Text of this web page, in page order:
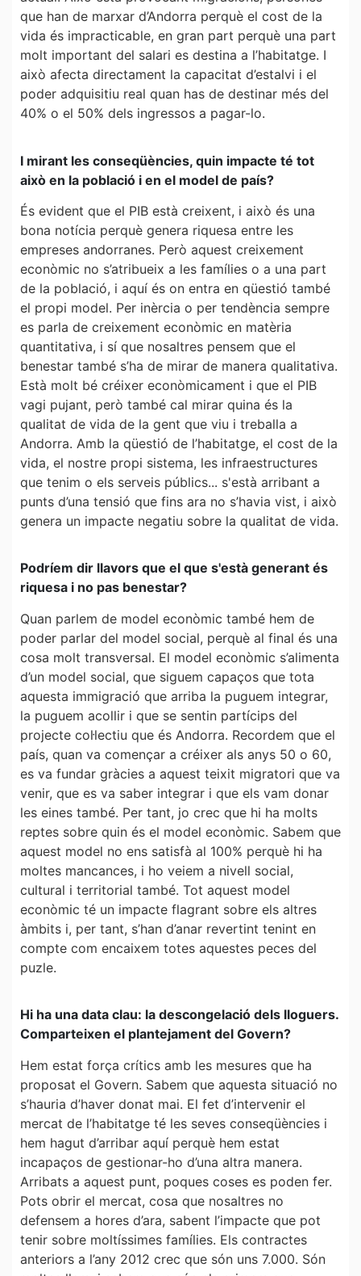
que han de marxar d’Andorra perquè el cost de la
vida és impracticable, en gran part perquè una part
molt important del salari es destina a l’habitatge. I
això afecta directament la capacitat d’estalvi i el
poder adquisitiu real quan has de destinar més del
40% o el 50% dels ingressos a pagar-lo.
I mirant les conseqüències, quin impacte té tot
això en la població i en el model de país?
És evident que el PIB està creixent, i això és una
bona notícia perquè genera riquesa entre les
empreses andorranes. Però aquest creixement
econòmic no s’atribueix a les famílies o a una part
de la població, i aquí és on entra en qüestió també
el propi model. Per inèrcia o per tendència sempre
es parla de creixement econòmic en matèria
quantitativa, i sí que nosaltres pensem que el
benestar també s’ha de mirar de manera qualitativa.
Està molt bé créixer econòmicament i que el PIB
vagi pujant, però també cal mirar quina és la
qualitat de vida de la gent que viu i treballa a
Andorra. Amb la qüestió de l’habitatge, el cost de la
vida, el nostre propi sistema, les infraestructures
que tenim o els serveis públics... s'està arribant a
punts d’una tensió que fins ara no s’havia vist, i això
genera un impacte negatiu sobre la qualitat de vida.
Podríem dir llavors que el que s'està generant és
riquesa i no pas benestar?
Quan parlem de model econòmic també hem de
poder parlar del model social, perquè al final és una
cosa molt transversal. El model econòmic s’alimenta
d’un model social, que siguem capaços que tota
aquesta immigració que arriba la puguem integrar,
la puguem acollir i que se sentin partícips del
projecte col·lectiu que és Andorra. Recordem que el
país, quan va començar a créixer als anys 50 o 60,
es va fundar gràcies a aquest teixit migratori que va
venir, que es va saber integrar i que els vam donar
les eines també. Per tant, jo crec que hi ha molts
reptes sobre quin és el model econòmic. Sabem que
aquest model no ens satisfà al 100% perquè hi ha
moltes mancances, i ho veiem a nivell social,
cultural i territorial també. Tot aquest model
econòmic té un impacte flagrant sobre els altres
àmbits i, per tant, s’han d’anar revertint tenint en
compte com encaixem totes aquestes peces del
puzle.
Hi ha una data clau: la descongelació dels lloguers.
Comparteixen el plantejament del Govern?
Hem estat força crítics amb les mesures que ha
proposat el Govern. Sabem que aquesta situació no
s’hauria d’haver donat mai. El fet d’intervenir el
mercat de l’habitatge té les seves conseqüències i
hem hagut d’arribar aquí perquè hem estat
incapaços de gestionar-ho d’una altra manera.
Arribats a aquest punt, poques coses es poden fer.
Pots obrir el mercat, cosa que nosaltres no
defensem a hores d’ara, sabent l’impacte que pot
tenir sobre moltíssimes famílies. Els contractes
anteriors a l’any 2012 crec que són uns 7.000. Són